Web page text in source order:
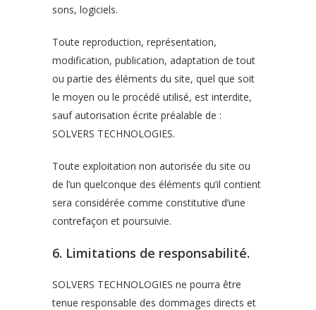
sons, logiciels.
Toute reproduction, représentation,
modification, publication, adaptation de tout
ou partie des éléments du site, quel que soit
le moyen ou le procédé utilisé, est interdite,
sauf autorisation écrite préalable de :
SOLVERS TECHNOLOGIES.
Toute exploitation non autorisée du site ou
de l’un quelconque des éléments qu’il contient
sera considérée comme constitutive d’une
contrefaçon et poursuivie.
6. Limitations de responsabilité.
SOLVERS TECHNOLOGIES ne pourra être
tenue responsable des dommages directs et